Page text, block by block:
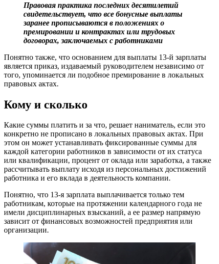
Правовая практика последних десятилетий
свидетельствует, что все бонусные выплаты
заранее прописываются в положениях о
премировании и контрактах или трудовых
договорах, заключаемых с работниками
Понятно также, что основанием для выплаты 13-й зарплаты
является приказ, издаваемый руководителем независимо от
того, упоминается ли подобное премирование в локальных
правовых актах.
Кому и сколько
Какие суммы платить и за что, решает наниматель, если это
конкретно не прописано в локальных правовых актах. При
этом он может устанавливать фиксированные суммы для
каждой категории работников в зависимости от их статуса
или квалификации, процент от оклада или заработка, а также
рассчитывать выплату исходя из персональных достижений
работника и его вклада в деятельность компании.
Понятно, что 13-я зарплата выплачивается только тем
работникам, которые на протяжении календарного года не
имели дисциплинарных взысканий, а ее размер напрямую
зависит от финансовых возможностей предприятия или
организации.